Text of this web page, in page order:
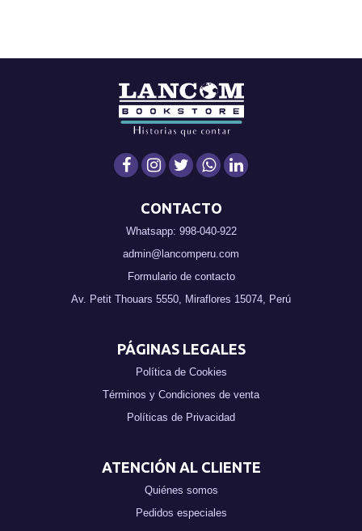
CONTACTO
Whatsapp: 998-040-922
admin@lancomperu.com
Formulario de contacto
Av. Petit Thouars 5550, Miraflores 15074, Perú
PÁGINAS LEGALES
Política de Cookies
Términos y Condiciones de venta
Políticas de Privacidad
ATENCIÓN AL CLIENTE
Quiénes somos
Pedidos especiales